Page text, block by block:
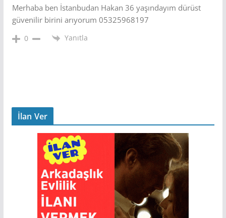
Merhaba ben İstanbudan Hakan 36 yaşındayım dürüst
güvenilir birini arıyorum 05325968197
0 Yanıtla
İlan Ver